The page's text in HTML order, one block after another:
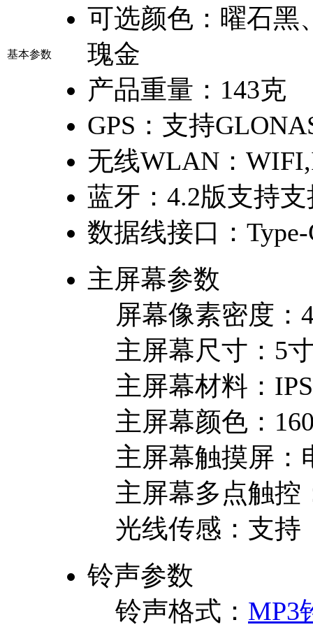
基本参数
可选颜色： 曜石黑
瑰金
产品重量： 143克
GPS： 支持
无线WLAN：
蓝牙： 4.2版支持
数据线接口：
主屏幕参数
屏幕像素密度：
主屏幕尺寸： 5
主屏幕材料： IPS
主屏幕颜色：
主屏幕触摸屏：
主屏幕多点触控
光线传感： 支持
铃声参数
铃声格式： MP3